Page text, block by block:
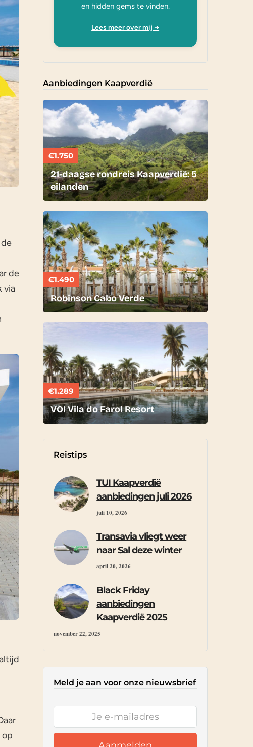
de
via
op
en hidden gems te vinden.
Lees meer over mij →
Aanbiedingen Kaapverdië
€1.750
21-daagse rondreis Kaapverdië: 5
eilanden
€1.490
Robinson Cabo Verde
€1.289
VOI Vila do Farol Resort
Reistips
TUI Kaapverdië
aanbiedingen juli 2026
juli 10, 2026
Transavia vliegt weer
naar Sal deze winter
april 20, 2026
Black Friday
aanbiedingen
Kaapverdië 2025
november 22, 2025
Meld je aan voor onze nieuwsbrief